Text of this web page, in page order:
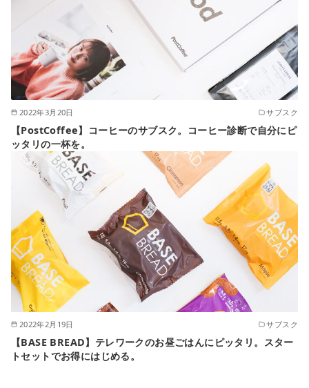
2022年3月20日 サブスク
【PostCoffee】コーヒーのサブスク。コーヒー診断で自分にピ
ッタリの一杯を。
2022年2月19日 サブスク
【BASE BREAD】テレワークのお昼ごはんにピッタリ。スター
トセットでお得にはじめる。